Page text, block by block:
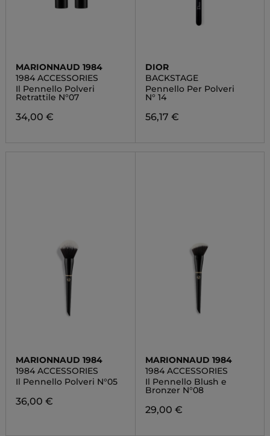
MARIONNAUD 1984
1984 ACCESSORIES
Il Pennello Polveri
Retrattile N°07
34,00 €
DIOR
BACKSTAGE
Pennello Per Polveri
N° 14
56,17 €
MARIONNAUD 1984
1984 ACCESSORIES
Il Pennello Polveri N°05
36,00 €
MARIONNAUD 1984
1984 ACCESSORIES
Il Pennello Blush e
Bronzer N°08
29,00 €